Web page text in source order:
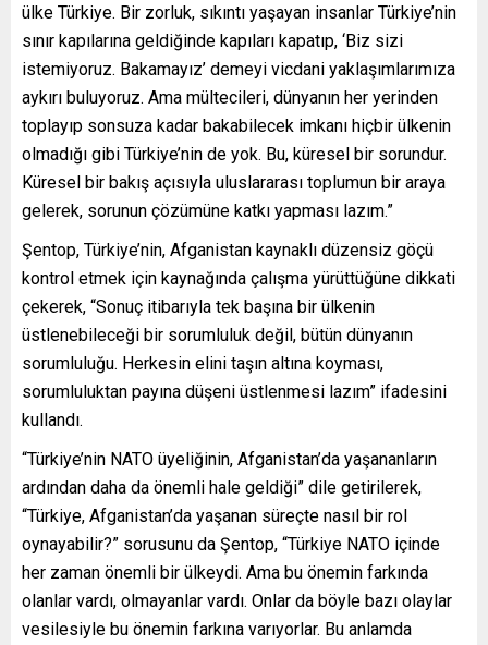
ülke Türkiye. Bir zorluk, sıkıntı yaşayan insanlar Türkiye’nin
sınır kapılarına geldiğinde kapıları kapatıp, ‘Biz sizi
istemiyoruz. Bakamayız’ demeyi vicdani yaklaşımlarımıza
aykırı buluyoruz. Ama mültecileri, dünyanın her yerinden
toplayıp sonsuza kadar bakabilecek imkanı hiçbir ülkenin
olmadığı gibi Türkiye’nin de yok. Bu, küresel bir sorundur.
Küresel bir bakış açısıyla uluslararası toplumun bir araya
gelerek, sorunun çözümüne katkı yapması lazım.”
Şentop, Türkiye’nin, Afganistan kaynaklı düzensiz göçü
kontrol etmek için kaynağında çalışma yürüttüğüne dikkati
çekerek, “Sonuç itibarıyla tek başına bir ülkenin
üstlenebileceği bir sorumluluk değil, bütün dünyanın
sorumluluğu. Herkesin elini taşın altına koyması,
sorumluluktan payına düşeni üstlenmesi lazım” ifadesini
kullandı.
“Türkiye’nin NATO üyeliğinin, Afganistan’da yaşananların
ardından daha da önemli hale geldiği” dile getirilerek,
“Türkiye, Afganistan’da yaşanan süreçte nasıl bir rol
oynayabilir?” sorusunu da Şentop, “Türkiye NATO içinde
her zaman önemli bir ülkeydi. Ama bu önemin farkında
olanlar vardı, olmayanlar vardı. Onlar da böyle bazı olaylar
vesilesiyle bu önemin farkına varıyorlar. Bu anlamda